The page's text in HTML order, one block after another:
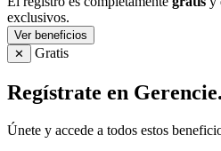
exclusivos.
Ver beneficios
✕
Gratis
Regístrate en
Únete y accede a todos estos